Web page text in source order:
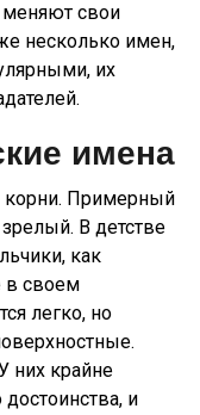
свои
несколько имен,
их
имена
корни. Примерный
В детстве
как
в своем
легко, но
них крайне
и